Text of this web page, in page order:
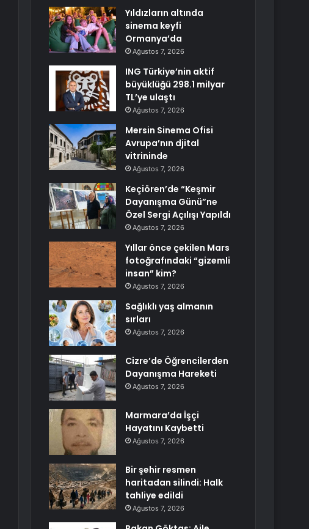
Yıldızların altında
sinema keyfi
Ormanya’da
Ağustos 7, 2026
ING Türkiye’nin aktif
büyüklüğü 298.1 milyar
TL’ye ulaştı
Ağustos 7, 2026
Mersin Sinema Ofisi
Avrupa’nın djital
vitrininde
Ağustos 7, 2026
Keçiören’de “Keşmir
Dayanışma Günü”ne
Özel Sergi Açılışı Yapıldı
Ağustos 7, 2026
Yıllar önce çekilen Mars
fotoğrafındaki “gizemli
insan” kim?
Ağustos 7, 2026
Sağlıklı yaş almanın
sırları
Ağustos 7, 2026
Cizre’de Öğrencilerden
Dayanışma Hareketi
Ağustos 7, 2026
Marmara’da İşçi
Hayatını Kaybetti
Ağustos 7, 2026
Bir şehir resmen
haritadan silindi: Halk
tahliye edildi
Ağustos 7, 2026